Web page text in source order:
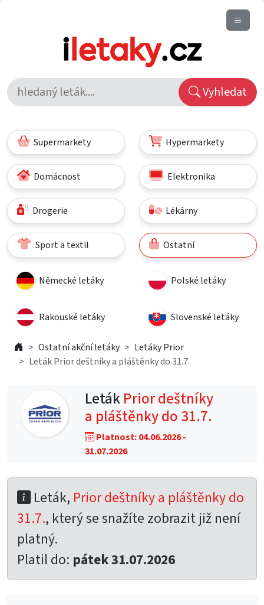
Vyhledat
Supermarkety Hypermarkety
Domácnost Elektronika
Drogerie Lékárny
Sport a textil Ostatní
Německé letáky Polské letáky
Rakouské letáky Slovenské letáky
Ostatní akční letáky
Letáky Prior
Leták Prior deštníky a pláštěnky do 31.7.
LetákPrior deštníky
a pláštěnky do 31.7.
Platnost: 04.06.2026 -
31.07.2026
Leták, Prior deštníky a pláštěnky do
31.7., který se snažíte zobrazit již není
platný.
Platil do: pátek 31.07.2026